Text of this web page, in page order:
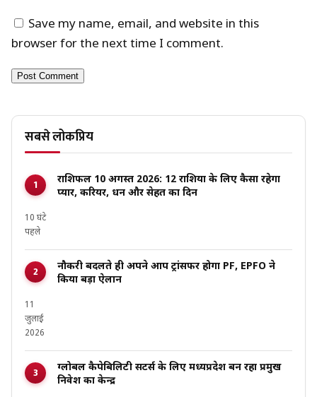
Save my name, email, and website in this
browser for the next time I comment.
सबसे लोकप्रिय
राशिफल 10 अगस्त 2026: 12 राशियों के लिए कैसा रहेगा
प्यार, करियर, धन और सेहत का दिन
10 घंटे
पहले
नौकरी बदलते ही अपने आप ट्रांसफर होगा PF, EPFO ने
किया बड़ा ऐलान
11
जुलाई
2026
ग्लोबल कैपेबिलिटी सेंटर्स के लिए मध्यप्रदेश बन रहा प्रमुख
निवेश का केन्द्र